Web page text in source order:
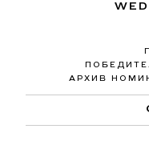
АРХИВ